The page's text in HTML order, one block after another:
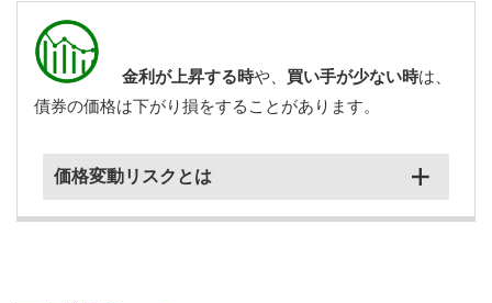
金利が上昇する時や、 買い手が少ない時は、
債券の価格は下がり損をすることがあります。
価格変動リスクとは